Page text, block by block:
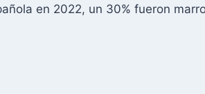
en 2022, un 30% fueron